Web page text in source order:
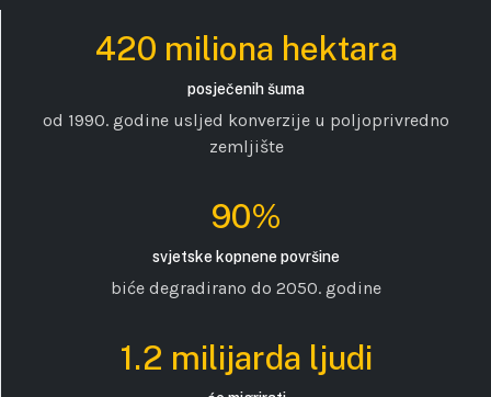
420 miliona hektara
posječenih šuma
od 1990. godine usljed konverzije u poljoprivredno
zemljište
90%
svjetske kopnene površine
biće degradirano do 2050. godine
1.2 milijarda ljudi